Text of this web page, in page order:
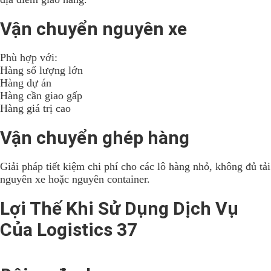
Vận chuyển nguyên xe
Phù hợp với:
Hàng số lượng lớn
Hàng dự án
Hàng cần giao gấp
Hàng giá trị cao
Vận chuyển ghép hàng
Giải pháp tiết kiệm chi phí cho các lô hàng nhỏ, không đủ tải
nguyên xe hoặc nguyên container.
Lợi Thế Khi Sử Dụng Dịch Vụ
Của Logistics 37